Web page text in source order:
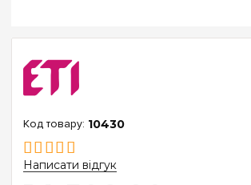
10430
Написати відгук